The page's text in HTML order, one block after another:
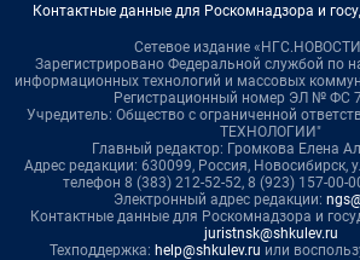
Контактные данные для Роскомнадзора и
Сетевое издание
Зарегистрировано Федеральной службой по
информационных технологий и массовых
Регистрационный номер ЭЛ № ФС
Учредитель: Общество с ограниченной
ТЕХНОЛОГИИ"
Главный редактор: Громкова Елена
Адрес редакции: 630099, Россия, Новосибирск,
телефон 8 (383) 212-52-52, 8 (923) 157-00-
Электронный адрес редакции:
Контактные данные для Роскомнадзора и
juristnsk@shkulev.ru
Техподдержка: help@shkulev.ru или